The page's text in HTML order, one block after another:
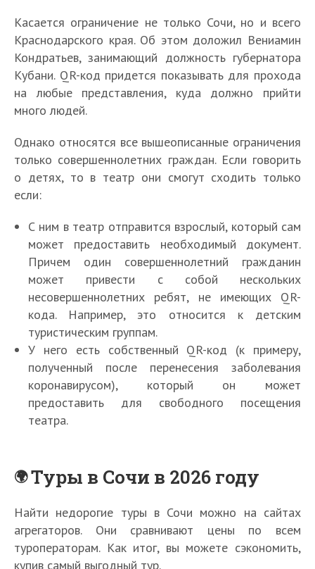
Касается ограничение не только Сочи, но и всего
Краснодарского края. Об этом доложил Вениамин
Кондратьев, занимающий должность губернатора
Кубани. QR-код придется показывать для прохода
на любые представления, куда должно прийти
много людей.
Однако относятся все вышеописанные ограничения
только совершеннолетних граждан. Если говорить
о детях, то в театр они смогут сходить только
если:
С ним в театр отправится взрослый, который сам
может предоставить необходимый документ.
Причем один совершеннолетний гражданин
может привести с собой нескольких
несовершеннолетних ребят, не имеющих QR-
кода. Например, это относится к детским
туристическим группам.
У него есть собственный QR-код (к примеру,
полученный после перенесения заболевания
коронавирусом), который он может
предоставить для свободного посещения
театра.
Туры в Сочи в 2026 году
Найти недорогие туры в Сочи можно на сайтах
агрегаторов. Они сравнивают цены по всем
туроператорам. Как итог, вы можете сэкономить,
купив самый выгодный тур.